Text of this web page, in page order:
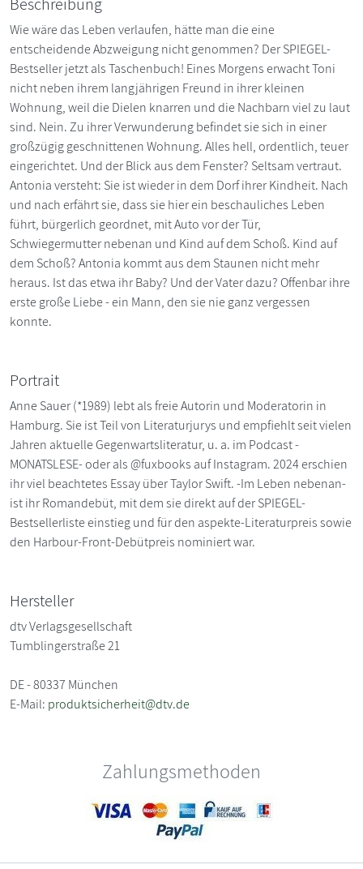
Wie wäre das Leben verlaufen, hätte man die eine
entscheidende Abzweigung nicht genommen? Der SPIEGEL-
Bestseller jetzt als Taschenbuch! Eines Morgens erwacht Toni
nicht neben ihrem langjährigen Freund in ihrer kleinen
Wohnung, weil die Dielen knarren und die Nachbarn viel zu laut
sind. Nein. Zu ihrer Verwunderung befindet sie sich in einer
großzügig geschnittenen Wohnung. Alles hell, ordentlich, teuer
eingerichtet. Und der Blick aus dem Fenster? Seltsam vertraut.
Antonia versteht: Sie ist wieder in dem Dorf ihrer Kindheit. Nach
und nach erfährt sie, dass sie hier ein beschauliches Leben
führt, bürgerlich geordnet, mit Auto vor der Tür,
Schwiegermutter nebenan und Kind auf dem Schoß. Kind auf
dem Schoß? Antonia kommt aus dem Staunen nicht mehr
heraus. Ist das etwa ihr Baby? Und der Vater dazu? Offenbar ihre
erste große Liebe - ein Mann, den sie nie ganz vergessen
konnte.
Portrait
Anne Sauer (*1989) lebt als freie Autorin und Moderatorin in
Hamburg. Sie ist Teil von Literaturjurys und empfiehlt seit vielen
Jahren aktuelle Gegenwartsliteratur, u. a. im Podcast -
MONATSLESE- oder als @fuxbooks auf Instagram. 2024 erschien
ihr viel beachtetes Essay über Taylor Swift. -Im Leben nebenan-
ist ihr Romandebüt, mit dem sie direkt auf der SPIEGEL-
Bestsellerliste einstieg und für den aspekte-Literaturpreis sowie
den Harbour-Front-Debütpreis nominiert war.
Hersteller
dtv Verlagsgesellschaft
Tumblingerstraße 21
DE - 80337 München
E-Mail: produktsicherheit@dtv.de
Zahlungsmethoden